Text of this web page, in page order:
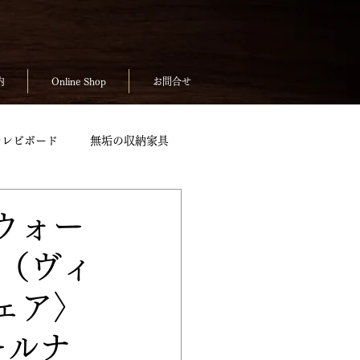
Online Shop お問合せ
ビボード 無垢の収納家具
お客様の声
ォー
ヴィ
〉
ナ